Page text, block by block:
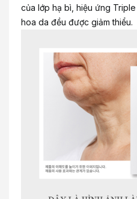
của lớp hạ bì, hiệu ứng
hoa da đều được giảm thiểu.